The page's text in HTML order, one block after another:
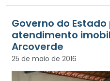
Governo do
atendimento
25 de maio de 2016